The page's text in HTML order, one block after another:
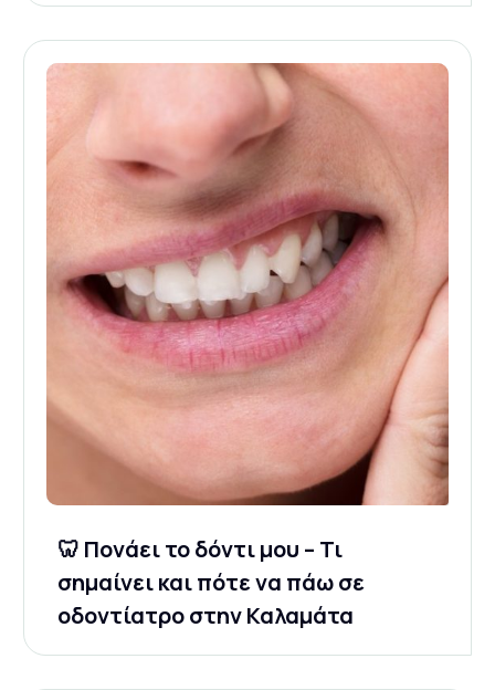
🦷 Πονάει το δόντι μου – Τι
σημαίνει και πότε να πάω σε
οδοντίατρο στην Καλαμάτα